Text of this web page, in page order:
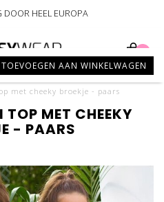
DOOR HEEL EUROPA
met cheeky broekje - paars
TOEVOEGEN AAN WINKELWAGEN
TOP MET CHEEKY
- PAARS